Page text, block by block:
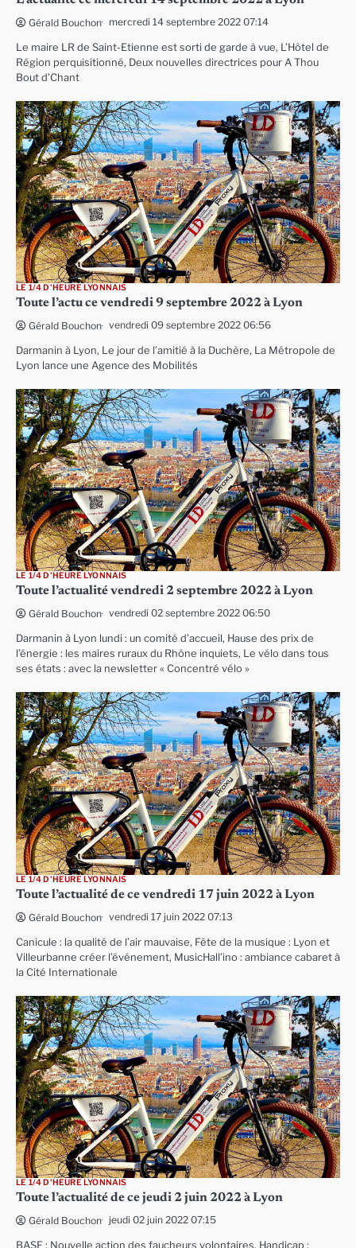
Gérald Bouchon mercredi 14 septembre 2022 07:14
Le maire LR de Saint-Etienne est sorti de garde à vue, L’Hôtel de
Région perquisitionné, Deux nouvelles directrices pour A Thou
Bout d’Chant
LE 1/4 D'HEURE LYONNAIS
Toute l’actu ce vendredi 9 septembre 2022 à Lyon
Gérald Bouchon vendredi 09 septembre 2022 06:56
Darmanin à Lyon, Le jour de l’amitié à la Duchère, La Métropole de
Lyon lance une Agence des Mobilités
LE 1/4 D'HEURE LYONNAIS
Toute l’actualité vendredi 2 septembre 2022 à Lyon
Gérald Bouchon vendredi 02 septembre 2022 06:50
Darmanin à Lyon lundi : un comité d’accueil, Hause des prix de
l’énergie : les maires ruraux du Rhône inquiets, Le vélo dans tous
ses états : avec la newsletter « Concentré vélo »
LE 1/4 D'HEURE LYONNAIS
Toute l’actualité de ce vendredi 17 juin 2022 à Lyon
Gérald Bouchon vendredi 17 juin 2022 07:13
Canicule : la qualité de l’air mauvaise, Fête de la musique : Lyon et
Villeurbanne créer l’événement, MusicHall’ino : ambiance cabaret à
la Cité Internationale
LE 1/4 D'HEURE LYONNAIS
Toute l’actualité de ce jeudi 2 juin 2022 à Lyon
Gérald Bouchon jeudi 02 juin 2022 07:15
BASF : Nouvelle action des faucheurs volontaires, Handicap :